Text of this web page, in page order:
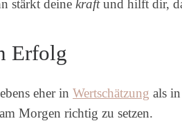
stärkt deine kraftund hilft dir,
Erfolg
eher in Wertschätzung als
Morgen richtig zu setzen.